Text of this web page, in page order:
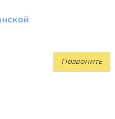
Позвонить